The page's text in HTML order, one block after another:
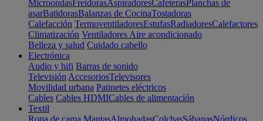
MicroondasFreidorasAspiradoresCafeterasPlanchas de
asarBatidorasBalanzas de CocinaTostadoras
Calefacción TermoventiladoresEstufasRadiadoresCalefactores
Climatización Ventiladores Aire acondicionado
Belleza y salud Cuidado cabello
Electrónica
Audio y hifi Barras de sonido
Televisión AccesoriosTelevisores
Movilidad urbana Patinetes eléctricos
Cables Cables HDMICables de alimentación
Textil
Ropa de cama MantasAlmohadasColchasSábanasNórdicos